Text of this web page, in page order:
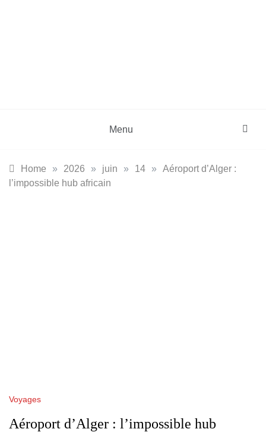
Menu
Home » 2026 » juin » 14 » Aéroport d’Alger :
l’impossible hub africain
Voyages
Aéroport d’Alger : l’impossible hub